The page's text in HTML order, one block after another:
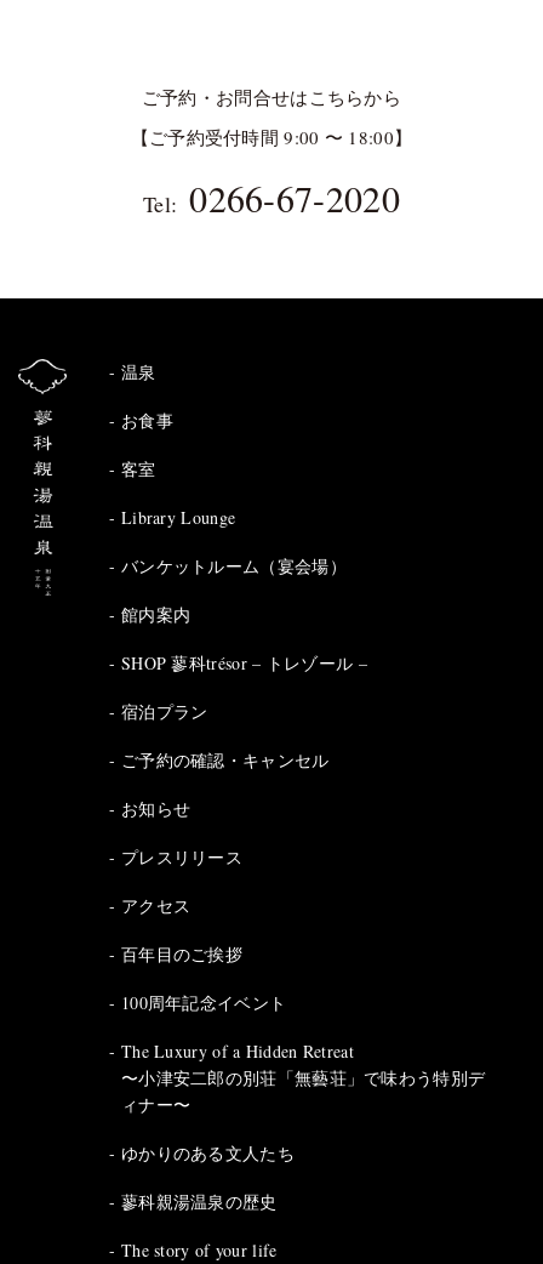
ご予約・お問合せはこちらから
【ご予約受付時間 9:00 〜 18:00】
Tel: 0266-67-2020
温泉
お食事
客室
Library Lounge
バンケットルーム（宴会場）
館内案内
SHOP 蓼科trésor – トレゾール –
宿泊プラン
ご予約の確認・キャンセル
お知らせ
プレスリリース
アクセス
百年目のご挨拶
100周年記念イベント
The Luxury of a Hidden Retreat
〜小津安二郎の別荘「無藝荘」で味わう特別デ
ィナー〜
ゆかりのある文人たち
蓼科親湯温泉の歴史
The story of your life